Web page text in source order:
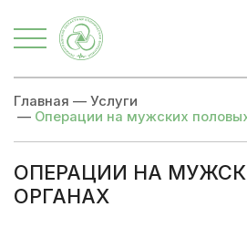
Главная — Услуги
— Операции на мужских
ОПЕРАЦИИ НА
ОРГАНАХ